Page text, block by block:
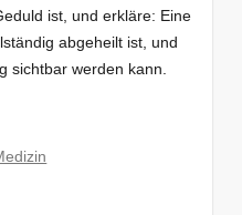
ist, und erkläre: Eine
abgeheilt ist, und
sichtbar werden kann.